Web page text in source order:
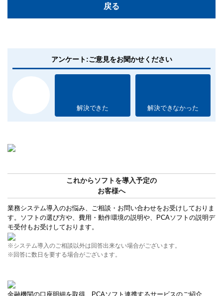
戻る
アンケート:ご意見をお聞かせください
解決できた 解決できなかった
これからソフトを導入予定の
お客様へ
業務システム導入のお悩み、ご相談・お問い合わせをお受けしておりま
す。ソフトの選び方や、費用・動作環境の説明や、PCAソフトの説明デ
モ受付もお受けしております。
※システム導入のご相談以外は回答出来ない場合がございます。
※回答に数日を要する場合がございます。
金融機関の口座明細を取得、PCAソフト連携するサービスのご紹介